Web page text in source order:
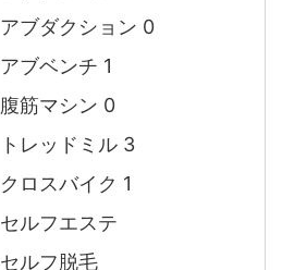
アブダクション 0
アブベンチ 1
腹筋マシン 0
トレッドミル 3
クロスバイク 1
セルフエステ
セルフ脱毛